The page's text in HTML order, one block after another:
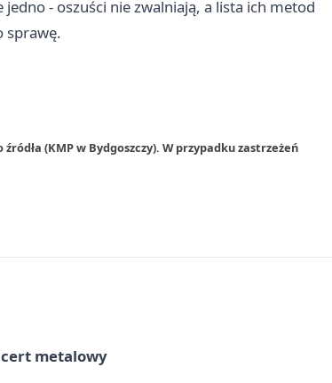
- oszuści nie zwalniają, a lista ich metod
sprawę.
(KMP w Bydgoszczy). W przypadku zastrzeżeń
metalowy